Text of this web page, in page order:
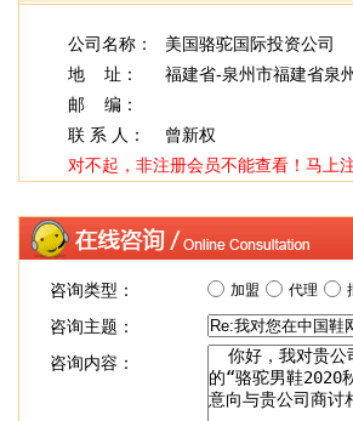
公司名称：
美国骆驼国际投资公司
地 址：
福建省-泉州市福建省泉
邮 编：
联 系 人：
曾新权
对不起，非注册会员不能查看！ 马上
咨询类型： 加盟 代理
咨询主题：
咨询内容：